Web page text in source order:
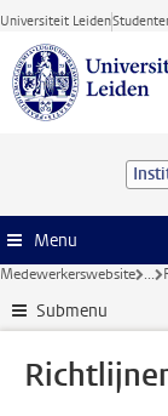
Ga direct naar de
Universiteit Leiden
Menu
Medewerkerswebsite ...
Submenu